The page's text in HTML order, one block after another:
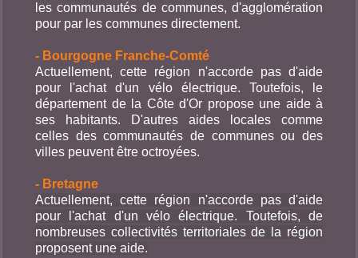
les communautés de communes, d'agglomération
pour par les communes directement.
- Bourgogne Franche-Comté
Actuellement, cette région n'accorde pas d'aide
pour l'achat d'un vélo électrique. Toutefois, le
département de la Côte d'Or propose une aide à
ses habitants. D'autres aides locales comme
celles des communautés de communes ou des
villes peuvent être octroyées.
- Bretagne
Actuellement, cette région n'accorde pas d'aide
pour l'achat d'un vélo électrique. Toutefois, de
nombreuses collectivités territoriales de la région
proposent une aide.